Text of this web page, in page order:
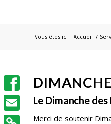
Vous êtes ici : Accueil /
Le Dimanche
Merci de soutenir
Facebook
Email